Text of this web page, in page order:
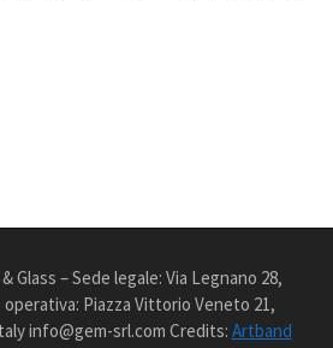
Glass – Sede legale: Via Legnano 28,
operativa: Piazza Vittorio Veneto 21,
info@gem-srl.com Credits: Artband